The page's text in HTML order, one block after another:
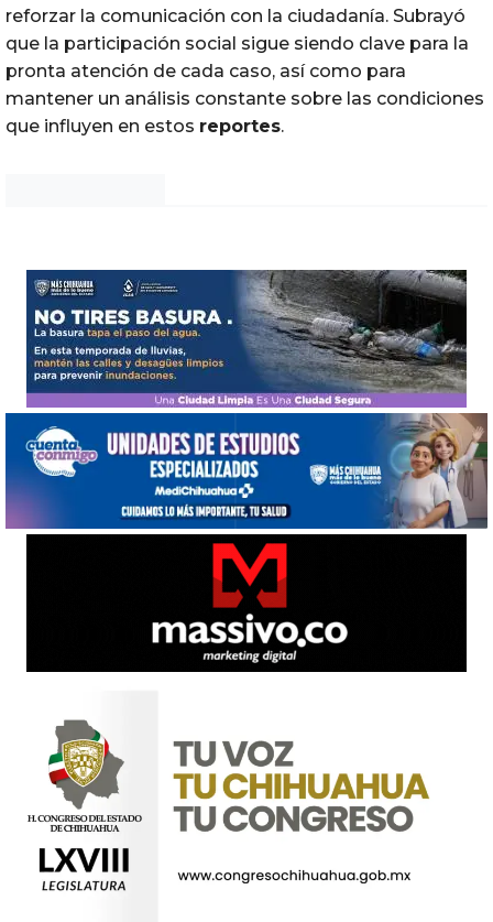
reforzar la comunicación con la ciudadanía. Subrayó
que la participación social sigue siendo clave para la
pronta atención de cada caso, así como para
mantener un análisis constante sobre las condiciones
que influyen en estos reportes.